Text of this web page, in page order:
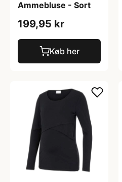
Ammebluse - Sort
199,95 kr
Køb her